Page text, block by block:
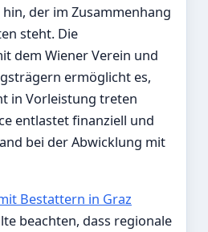
der im Zusammenhang
steht. Die
dem Wiener Verein und
ermöglicht es,
in Vorleistung treten
entlastet finanziell und
bei der Abwicklung mit
Bestattern in Graz
beachten, dass regionale